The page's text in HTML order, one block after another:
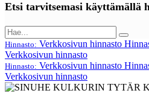
Etsi tarvitsemasi käyttämällä
Hinnasto: Verkkosivun hinnasto
Verkkosivun hinnasto
Hinnasto: Verkkosivun hinnasto
Verkkosivun hinnasto